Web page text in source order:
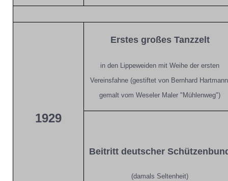
1929
Erstes großes Tanzzelt
in den Lippeweiden mit Weihe der ersten
Vereinsfahne (gestiftet von Bernhard
gemalt vom Weseler Maler "Mühlenweg")
Beitritt deutscher
(damals Seltenheit)